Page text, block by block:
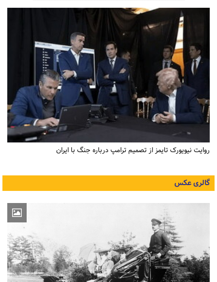
روایت نیویورک تایمز از تصمیم ترامپ درباره جنگ با ایران
گالری عکس